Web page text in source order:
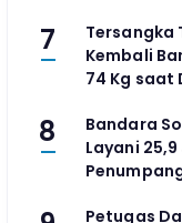
7
Tersangka
Kembali
74 Kg saat
8
Bandara
Layani
Asia
Petugas